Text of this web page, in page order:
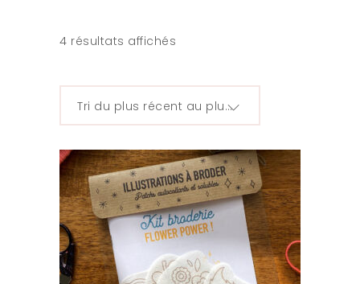
4 résultats affichés
Tri du plus récent au plus ancien
AJOUTER AU PANIER